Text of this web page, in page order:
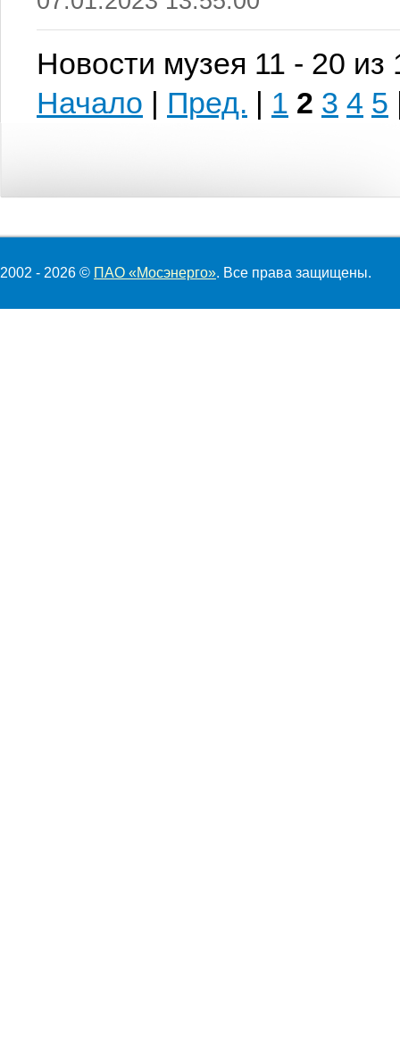
Новости музея 11 - 20 из
Начало | Пред. | 1 2 3 4 5
2002 - 2026 © ПАО «Мосэнерго». Все права защищены.